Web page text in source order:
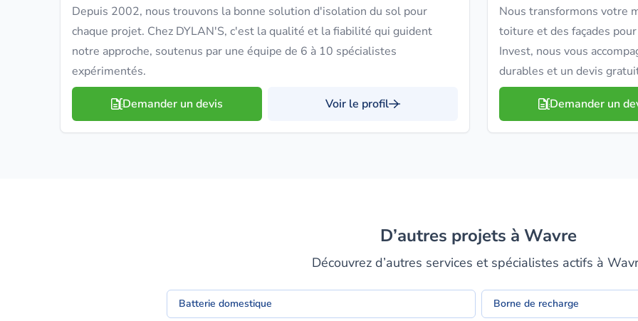
Depuis 2002, nous trouvons la bonne solution d'isolation du sol pour
chaque projet. Chez DYLAN'S, c'est la qualité et la fiabilité qui guident
notre approche, soutenus par une équipe de 6 à 10 spécialistes
expérimentés.
Demander un devis Voir le profil
Nous transformons votre
toiture et des façades
Invest, nous vous
durables et un devis
Demander un
D’autres projets à Wavre
Découvrez d’autres services et spécialistes actifs à
Batterie domestique Borne de recharge